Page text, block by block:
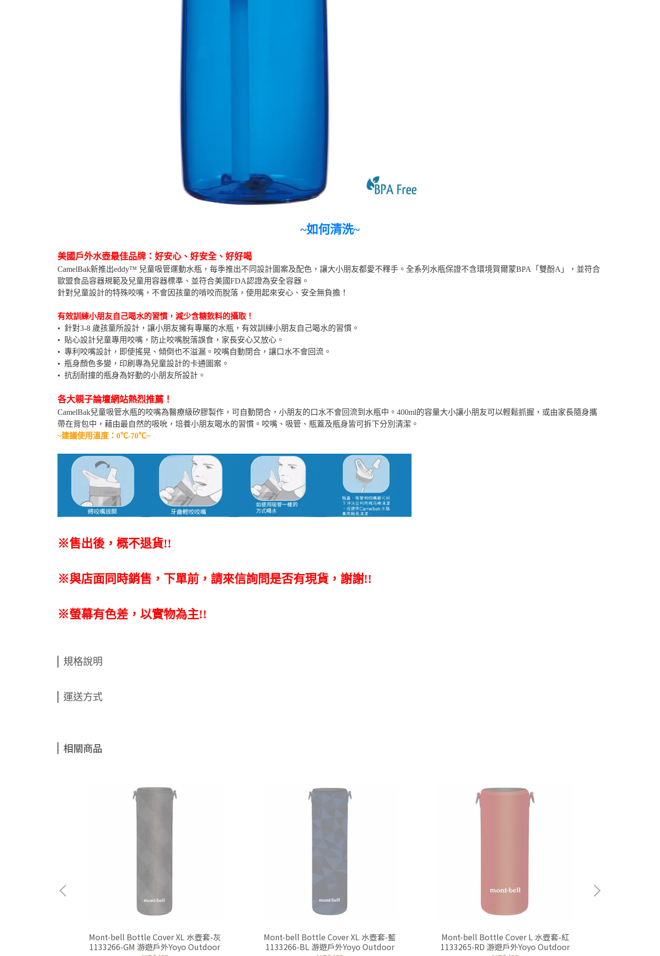
~如何清洗~
美國戶外水壺最佳品牌：好安心、好安全、好好喝
CamelBak新推出eddy™ 兒童吸管運動水瓶，每季推出不同設計圖案及配色，讓大小朋友都愛不釋手。全系列水瓶保證不含環境賀爾蒙BPA「雙酚A」，並符合
歐盟食品容器規範及兒童用容器標準、並符合美國FDA認證為安全容器。
針對兒童設計的特殊咬嘴，不會因孩童的啃咬而脫落，使用起來安心、安全無負擔！
有效訓練小朋友自己喝水的習慣，減少含糖飲料的攝取！
• 針對3-8 歲孩童所設計，讓小朋友擁有專屬的水瓶，有效訓練小朋友自己喝水的習慣。
• 貼心設計兒童專用咬嘴，防止咬嘴脫落誤食，家長安心又放心。
• 專利咬嘴設計，即使搖晃、傾倒也不溢漏。咬嘴自動閉合，讓口水不會回流。
• 瓶身顏色多變，印刷專為兒童設計的卡通圖案。
• 抗刮耐撞的瓶身為好動的小朋友所設計。
各大親子論壇網站熱烈推薦！
CamelBak兒童吸管水瓶的咬嘴為醫療級矽膠製作，可自動閉合，小朋友的口水不會回流到水瓶中。400ml的容量大小讓小朋友可以輕鬆抓握，或由家長隨身攜
帶在背包中，藉由最自然的吸吮，培養小朋友喝水的習慣。咬嘴、吸管、瓶蓋及瓶身皆可拆下分別清潔。
~建議使用溫度：0℃-70℃~
※售出後，概不退貨!!
※與店面同時銷售 ， 下單前 ， 請來信詢問是否有現貨，謝謝!!
※螢幕有色差，以實物為主!!
規格說明
運送方式
相關商品
Mont-bell Bottle Cover XL 水壺套-灰
1133266-GM 游遊戶外Yoyo Outdoor
Mont-bell Bottle Cover XL 水壺套-藍
1133266-BL 游遊戶外Yoyo Outdoor
Mont-bell Bottle Cover L 水壺套-紅
1133265-RD 游遊戶外Yoyo Outdoor